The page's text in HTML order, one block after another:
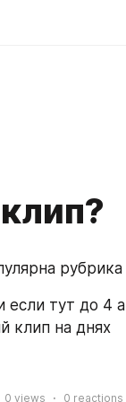
тут до 4
клип на днях
0 views 0 reactions